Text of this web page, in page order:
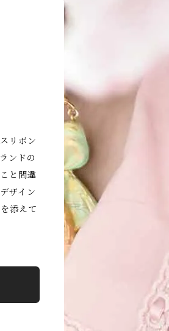
リボン
ンドの
と間違
ザイン
添えて